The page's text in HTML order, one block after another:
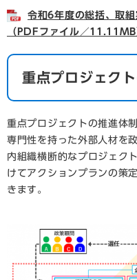
令和6年度の総括、取
（PDFファイル／11.11MB
重点プロジェク
重点プロジェクトの推進体
専門性を持った外部人材を
内組織横断的なプロジェク
けてアクションプランの策
きます。